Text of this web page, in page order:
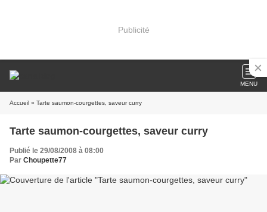
Publicité
MENU
Accueil » Tarte saumon-courgettes, saveur curry
Tarte saumon-courgettes, saveur curry
Publié le 29/08/2008 à 08:00
Par Choupette77